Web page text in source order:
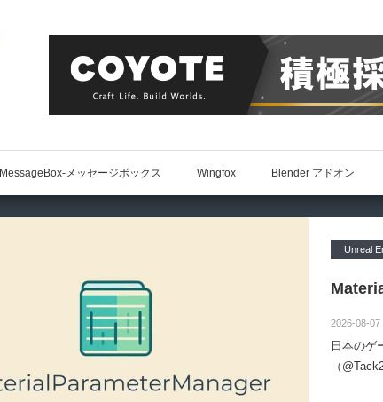
MessageBox-メッセージボックス Wingfox Blender アドオン
Unreal
2026-08-07
日本のゲ
（